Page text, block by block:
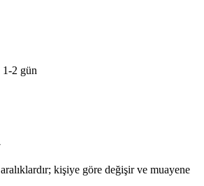
1-2 gün
kişiye göre değişir ve muayene